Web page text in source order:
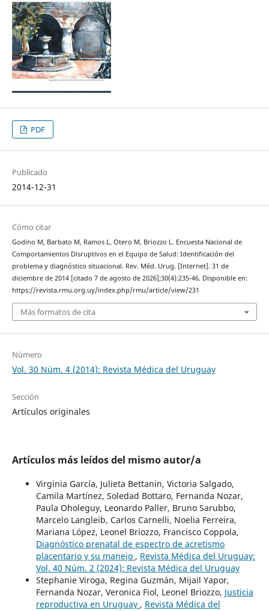
PDF
Publicado
2014-12-31
Cómo citar
Godino M, Barbato M, Ramos L, Otero M, Briozzo L. Encuesta Nacional de
Comportamientos Disruptivos en el Equipo de Salud: Identificación del
problema y diagnóstico situacional. Rev. Méd. Urug. [Internet]. 31 de
diciembre de 2014 [citado 7 de agosto de 2026];30(4):235-46. Disponible en:
https://revista.rmu.org.uy/index.php/rmu/article/view/231
Más formatos de cita
Número
Vol. 30 Núm. 4 (2014): Revista Médica del Uruguay
Sección
Artículos originales
Artículos más leídos del mismo autor/a
Virginia García, Julieta Bettanin, Victoria Salgado,
Camila Martínez, Soledad Bottaro, Fernanda Nozar,
Paula Oholeguy, Leonardo Paller, Bruno Sarubbo,
Marcelo Langleib, Carlos Carnelli, Noelia Ferreira,
Mariana López, Leonel Briozzo, Francisco Coppola,
Diagnóstico prenatal de espectro de acretismo
placentario y su manejo , Revista Médica del Uruguay:
Vol. 40 Núm. 2 (2024): Revista Médica del Uruguay
Stephanie Viroga, Regina Guzmán, Mijail Yapor,
Fernanda Nozar, Veronica Fiol, Leonel Briozzo, Justicia
reproductiva en Uruguay , Revista Médica del